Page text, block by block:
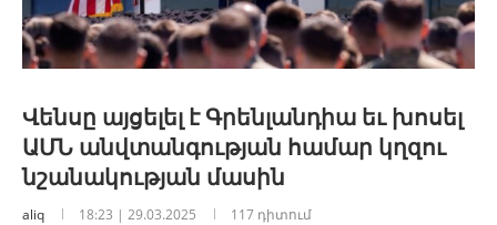
Վենսը այցելել է Գրենլանդիա եւ խոսել
ԱՄՆ անվտանգության համար կղզու
նշանակության մասին
aliq 18:23 | 29.03.2025 117 դիտում